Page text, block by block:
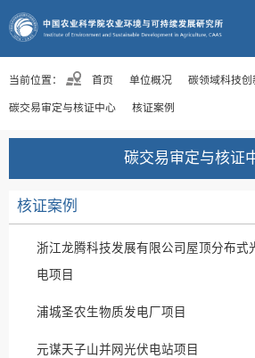
当前位置： 首页 单位概况 碳领域科技创
碳交易审定与核证中心 核证案例
碳交易审定与核证
核证案例
浙江龙腾科技发展有限公司屋顶分布式
电项目
浦城圣农生物质发电厂项目
元谋天子山并网光伏电站项目